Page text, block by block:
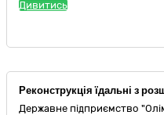
Дивитись
Державне підприємство